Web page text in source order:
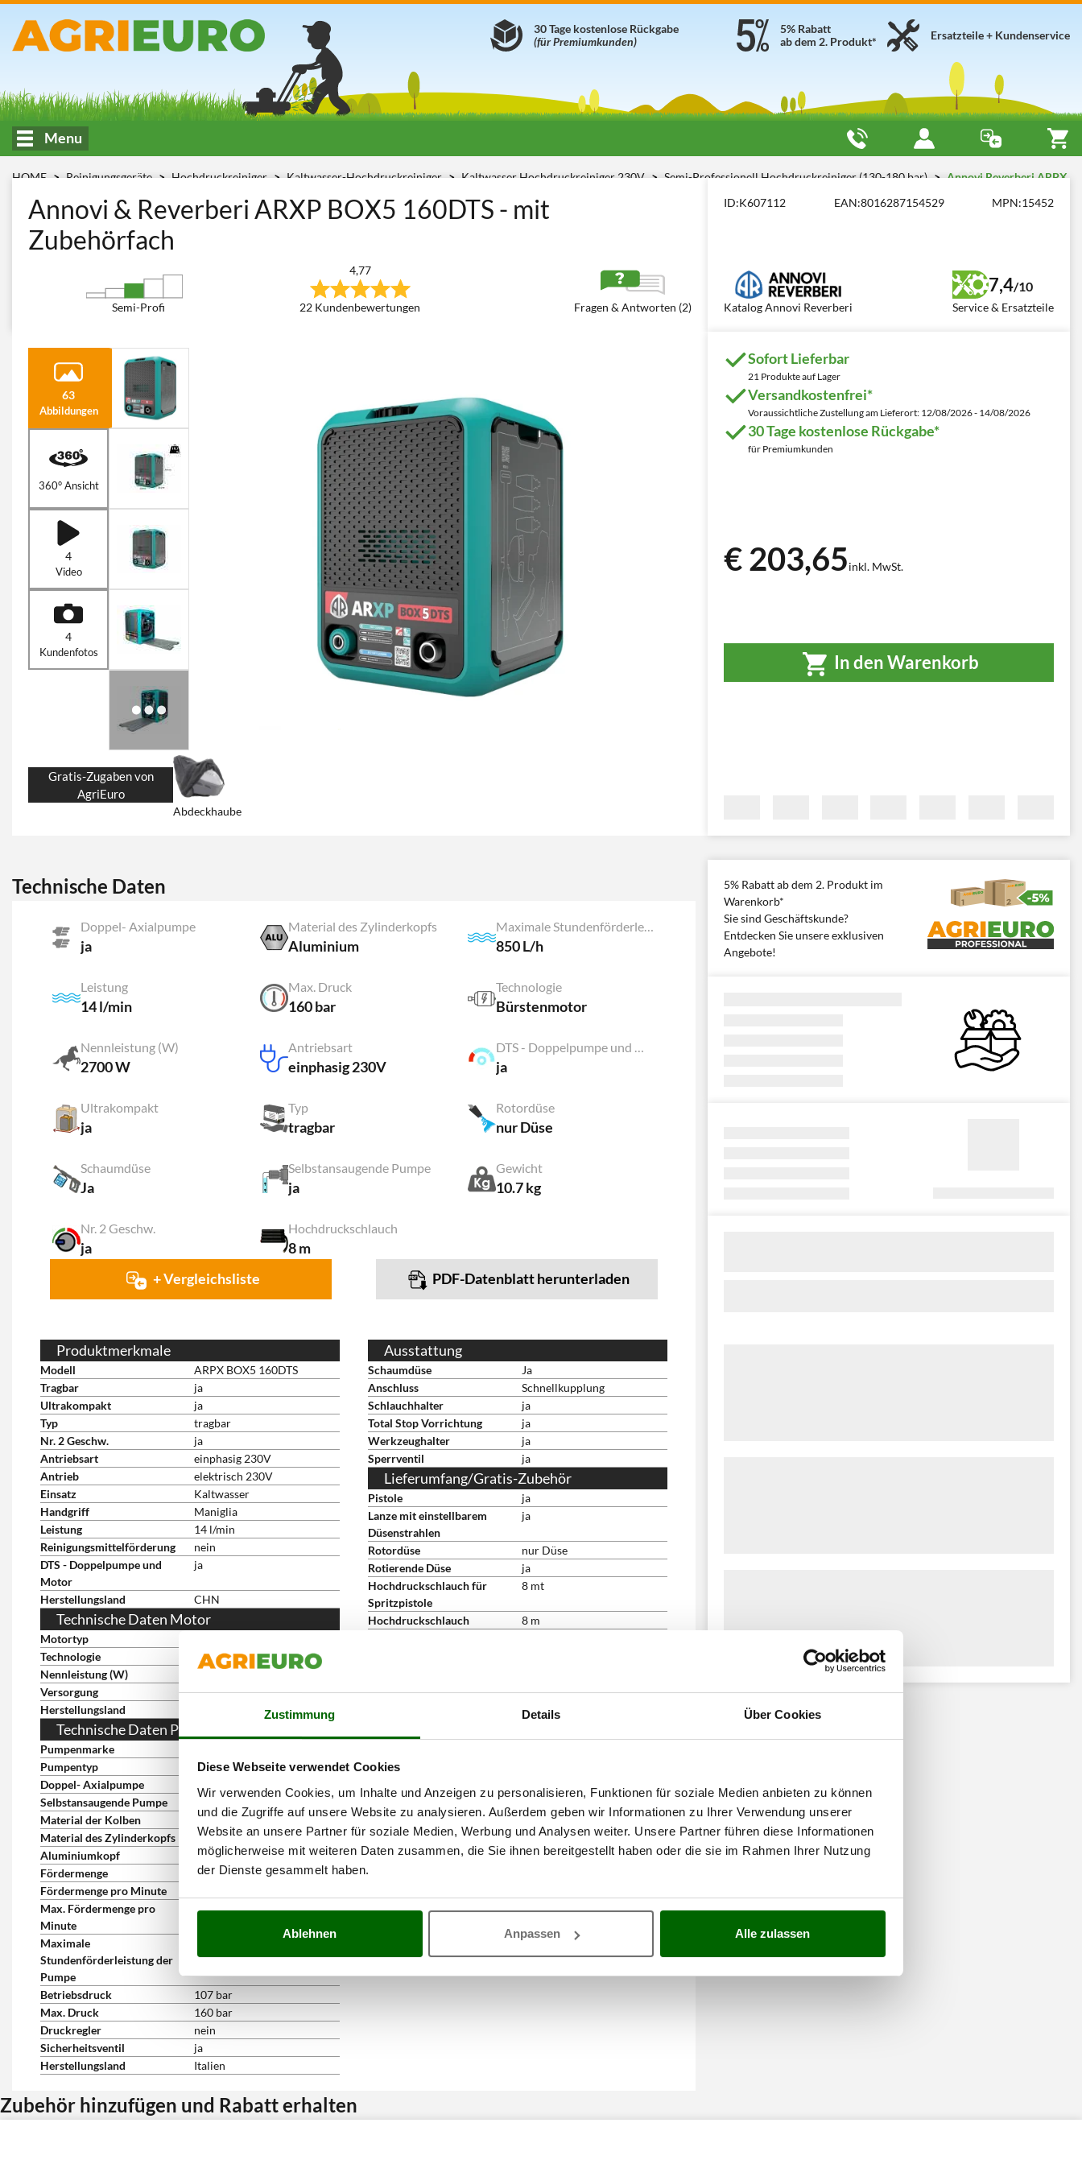
Zustimmung Details Über Cookies
Diese Webseite verwendet Cookies
Wir verwenden Cookies, um Inhalte und Anzeigen zu personalisieren, Funktionen für soziale Medien anbieten zu können
und die Zugriffe auf unsere Website zu analysieren. Außerdem geben wir Informationen zu Ihrer Verwendung unserer
Website an unsere Partner für soziale Medien, Werbung und Analysen weiter. Unsere Partner führen diese Informationen
möglicherweise mit weiteren Daten zusammen, die Sie ihnen bereitgestellt haben oder die sie im Rahmen Ihrer Nutzung
der Dienste gesammelt haben.
Ablehnen Anpassen Alle zulassen
Ersatzteile + Kundenservice
5% Rabatt
ab dem 2. Produkt*
30 Tage kostenlose Rückgabe
(für Premiumkunden)
Menu
HOME Reinigungsgeräte Hochdruckreiniger Kaltwasser-Hochdruckreiniger Kaltwasser Hochdruckreiniger 230V Semi-Professionell Hochdruckreiniger (130-180 bar)
Annovi Reverberi ARPX
Annovi & Reverberi ARXP BOX5 160DTS - mit
Zubehörfach
Semi-Profi
4,77
22 Kundenbewertungen Fragen & Antworten (2)
ID:K607112 EAN:8016287154529 MPN:15452
Katalog Annovi Reverberi
7,4/10
Service & Ersatzteile
63
Abbildungen
360° Ansicht
4
Video
4
Kundenfotos
Gratis-Zugaben von
AgriEuro
Abdeckhaube
Sofort Lieferbar
21 Produkte auf Lager
Versandkostenfrei*
Voraussichtliche Zustellung am Lieferort: 12/08/2026 - 14/08/2026
30 Tage kostenlose Rückgabe*
für Premiumkunden
€ 203,65inkl. MwSt.
In den Warenkorb
Technische Daten
Doppel- Axialpumpe
ja
Material des Zylinderkopfs
Aluminium
Maximale Stundenförderleistung der Pumpe
850 L/h
Leistung
14 l/min
Max. Druck
160 bar
Technologie
Bürstenmotor
Nennleistung (W)
2700 W
Antriebsart
einphasig 230V
DTS - Doppelpumpe und Motor
ja
Ultrakompakt
ja
Typ
tragbar
Rotordüse
nur Düse
Schaumdüse
Ja
Selbstansaugende Pumpe
ja
Gewicht
10.7 kg
Nr. 2 Geschw.
ja
Hochdruckschlauch
8 m
+ Vergleichsliste PDF-Datenblatt herunterladen
Produktmerkmale
Modell
ARPX BOX5 160DTS
Tragbar
ja
Ultrakompakt
ja
Typ
tragbar
Nr. 2 Geschw.
ja
Antriebsart
einphasig 230V
Antrieb
elektrisch 230V
Einsatz
Kaltwasser
Handgriff
Maniglia
Leistung
14 l/min
Reinigungsmittelförderung
nein
DTS - Doppelpumpe und
Motor
ja
Herstellungsland CHN
Technische Daten Motor
Motortyp
Technologie
Bürstenmotor
Nennleistung (W)
Versorgung
elektrisch 230V
Herstellungsland
Technische Daten Pumpe
Pumpenmarke
Pumpentyp
mit 3 Axialkolben
Doppel- Axialpumpe
Selbstansaugende Pumpe
Material der Kolben
Stahl
Material des Zylinderkopfs
Aluminium
Aluminiumkopf
ja
Fördermenge
14lt/m. (850 lt/h)
Fördermenge pro Minute
Max. Fördermenge pro
Minute
14 L/min
Maximale
Stundenförderleistung der
Pumpe
Betriebsdruck
107 bar
Max. Druck
160 bar
Druckregler
nein
Sicherheitsventil
ja
Herstellungsland
Italien
Ausstattung
Schaumdüse
Ja
Anschluss
Schnellkupplung
Schlauchhalter
ja
Total Stop Vorrichtung
ja
Werkzeughalter
ja
Sperrventil
ja
Lieferumfang/Gratis-Zubehör
Pistole
ja
Lanze mit einstellbarem
Düsenstrahlen
ja
Rotordüse
nur Düse
Rotierende Düse
ja
Hochdruckschlauch für
Spritzpistole
8 mt
Hochdruckschlauch
8 m
(LxBxH)
10.7 kg
cm (LxBxH)
Verpackung
Montagezeit 5 Minuten
5% Rabatt ab dem 2. Produkt im
Warenkorb*
Sie sind Geschäftskunde?
Entdecken Sie unsere exklusiven
Angebote!
Zubehör hinzufügen und Rabatt erhalten